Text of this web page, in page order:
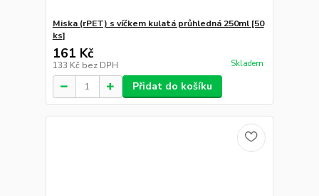
Miska (rPET) s víčkem kulatá průhledná 250ml [50
ks]
161 Kč
133 Kč bez DPH Skladem
Přidat do košíku